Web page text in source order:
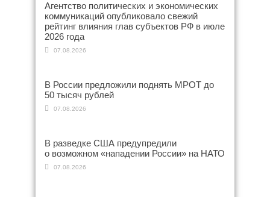
Агентство политических и экономических
коммуникаций опубликовало свежий
рейтинг влияния глав субъектов РФ в июле
2026 года
07.08.2026
В России предложили поднять МРОТ до
50 тысяч рублей
07.08.2026
В разведке США предупредили
о возможном «нападении России» на НАТО
07.08.2026